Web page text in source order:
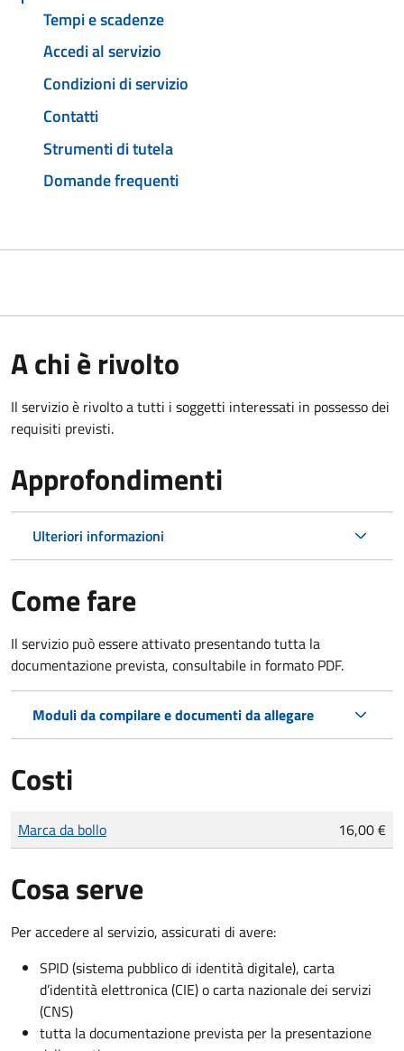
Tempi e scadenze
Accedi al servizio
Condizioni di servizio
Contatti
Strumenti di tutela
Domande frequenti
A chi è rivolto
Il servizio è rivolto a tutti i soggetti interessati in possesso dei
requisiti previsti.
Approfondimenti
Ulteriori informazioni
Come fare
Il servizio può essere attivato presentando tutta la
documentazione prevista, consultabile in formato PDF.
Moduli da compilare e documenti da allegare
Costi
Tipo di pagamento
Importo
Marca da bollo 16,00 €
Cosa serve
Per accedere al servizio, assicurati di avere:
SPID (sistema pubblico di identità digitale), carta
d’identità elettronica (CIE) o carta nazionale dei servizi
(CNS)
tutta la documentazione prevista per la presentazione